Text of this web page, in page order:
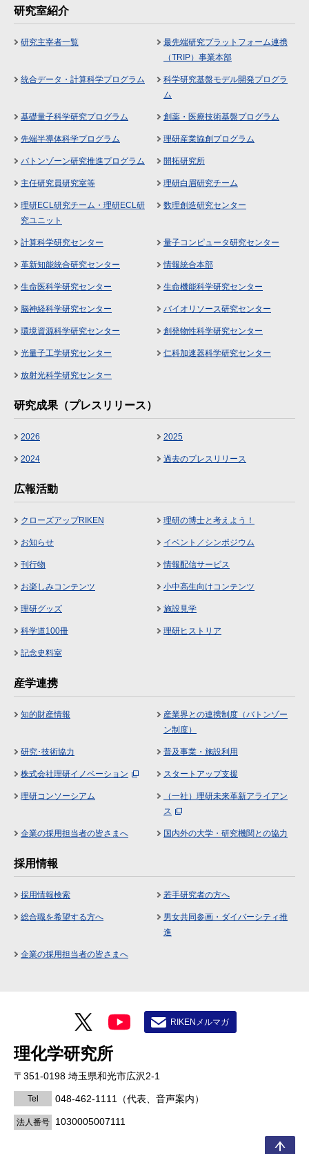
研究室紹介
研究主宰者一覧
最先端研究プラットフォーム連携
（TRIP）事業本部
統合データ・計算科学プログラム
科学研究基盤モデル開発プログラ
ム
基礎量子科学研究プログラム 創薬・医療技術基盤プログラム
先端半導体科学プログラム 理研産業協創プログラム
バトンゾーン研究推進プログラム 開拓研究所
主任研究員研究室等 理研白眉研究チーム
理研ECL研究チーム・理研ECL研
究ユニット
数理創造研究センター
計算科学研究センター 量子コンピュータ研究センター
革新知能統合研究センター 情報統合本部
生命医科学研究センター 生命機能科学研究センター
脳神経科学研究センター バイオリソース研究センター
環境資源科学研究センター 創発物性科学研究センター
光量子工学研究センター 仁科加速器科学研究センター
放射光科学研究センター
研究成果（プレスリリース）
2026 2025
2024 過去のプレスリリース
広報活動
クローズアップRIKEN 理研の博士と考えよう！
お知らせ イベント／シンポジウム
刊行物 情報配信サービス
お楽しみコンテンツ 小中高生向けコンテンツ
理研グッズ 施設見学
科学道100冊 理研ヒストリア
記念史料室
産学連携
知的財産情報
産業界との連携制度（バトンゾー
ン制度）
研究･技術協力 普及事業・施設利用
株式会社理研イノベーション スタートアップ支援
理研コンソーシアム
（一社）理研未来革新アライアン
ス
企業の採用担当者の皆さまへ 国内外の大学・研究機関との協力
採用情報
採用情報検索 若手研究者の方へ
総合職を希望する方へ
男女共同参画・ダイバーシティ推
進
企業の採用担当者の皆さまへ
理化学研究所
〒351-0198 埼玉県和光市広沢2-1
Tel 048-462-1111 （代表、音声案内）
法人番号 1030005007111
RIKENメルマガ